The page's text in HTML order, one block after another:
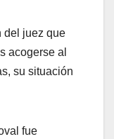
del juez que
acogerse al
su situación
fue